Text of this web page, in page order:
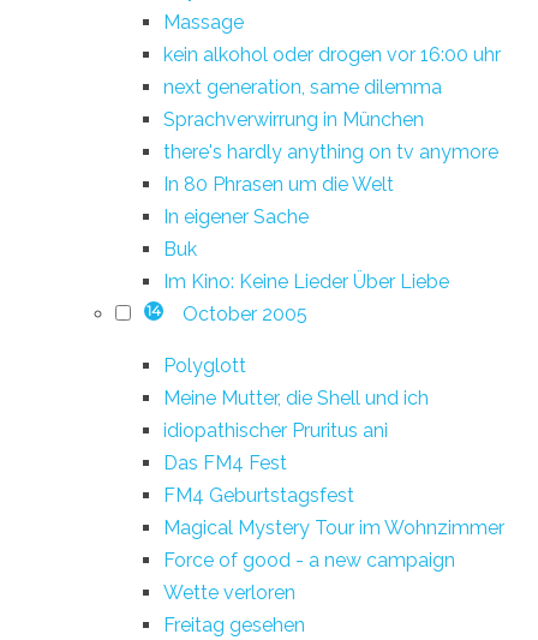
Massage
kein alkohol oder drogen vor 16:00 uhr
next generation, same dilemma
Sprachverwirrung in München
there's hardly anything on tv anymore
In 80 Phrasen um die Welt
In eigener Sache
Buk
Im Kino: Keine Lieder Über Liebe
14 October 2005
Polyglott
Meine Mutter, die Shell und ich
idiopathischer Pruritus ani
Das FM4 Fest
FM4 Geburtstagsfest
Magical Mystery Tour im Wohnzimmer
Force of good - a new campaign
Wette verloren
Freitag gesehen